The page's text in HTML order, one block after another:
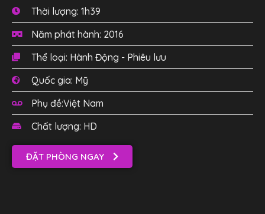
Thời lượng: 1h39
Năm phát hành: 2016
Thể loại: Hành Động - Phiêu lưu
Quốc gia: Mỹ
Phụ đề:Việt Nam
Chất lượng: HD
ĐẶT PHÒNG NGAY